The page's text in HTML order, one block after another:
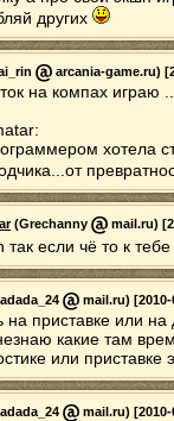
других
arcania-game.ru)
на компах играю
хотела
(Grechanny mail.ru)
так если чё то к
mail.ru)
на приставке или
какие там
или
mail.ru)